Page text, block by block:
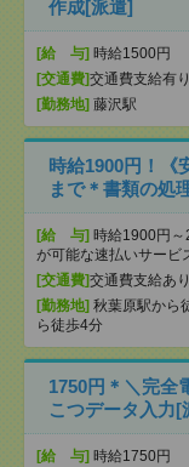
作成[派遣]
[給 与] 時給1500円
[交通費]交通費支給有り
[勤務地] 藤沢駅
時給1900円！《
まで＊書類の処
[給 与] 時給1900円
が可能な速払いサービ
[交通費]交通費支給あり
[勤務地] 秋葉原駅から
ら徒歩4分
1750円＊＼完全
こつデータ入力[
[給 与] 時給1750円